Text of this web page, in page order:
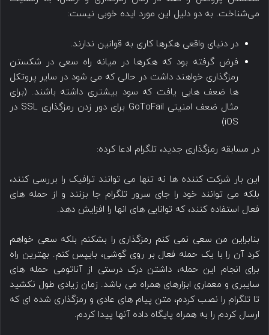
می‌شناخت. به دو دلیل این مورد ایده خوبی نیست:
در دنیای واقعی هکرها کاری به قوانین ندارند.
فرض گرفته بود که هکرها در میانه راه سعی در شکستن
رمزگذاری خواهند داشت در حالی که می شود در سایر پروتکل
ها ضعف هایی یافت که سود بیشتری داشته باشند. (برای
مثال ضعف امنیتی GoToFail برای دور زدن رمزگذاری SSL در
iOS)
در مسابقه رمزگذاری جدید، تلگرام ادعا کرده:
این بار شرکت کننده ها نه تنها می توانند ترافیک را بررسی کنند،
بلکه می توانند خود را جای سرور تلگرام جا بزنند و از حمله های
فعال استفاده کنند، که توانایی های انها را افزایش دهد.
بنابراین من سعی نمی کنم رمزگذاری را بشکنم بلکه سعی خواهم
کرد آن را با یک حمله فعال بر روی گوشی، بایپس کنم. بهترین راه
برای انجام این حمله، داشتن درک درستی از آناتومی حمله های
سایبری و معماری ابزارهای همراه می باشد. زمان زیادی طول نکشید
تا تلگرام را نصب کردم، متن پیام های عادی و رمزگذاری شده ای که
ارسال کردم را به همراه پایگاه داده آنها پیدا کردم.